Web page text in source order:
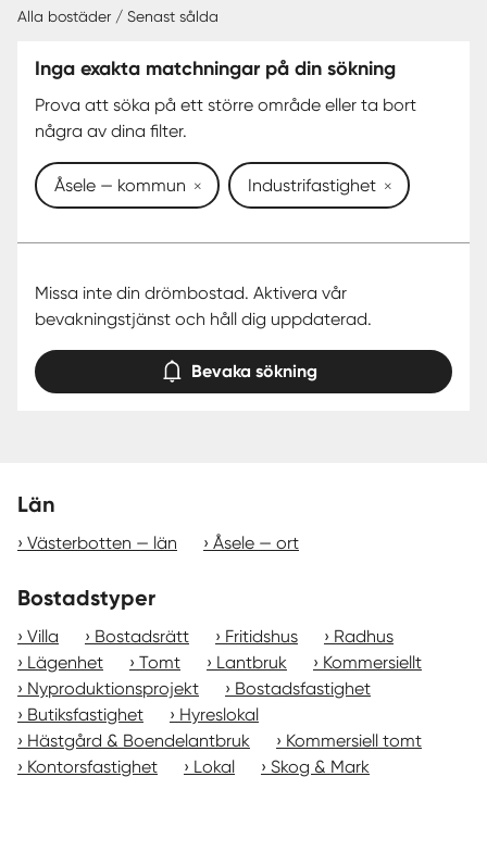
SENAST SÅLDA
Alla bostäder / Senast sålda
Inga exakta matchningar på din sökning
Prova att söka på ett större område eller ta bort
några av dina filter.
Åsele — kommun Industrifastighet
Missa inte din drömbostad. Aktivera vår
bevakningstjänst och håll dig uppdaterad.
Bevaka sökning
Län
Västerbotten — län Åsele — ort
Bostadstyper
Villa Bostadsrätt Fritidshus
Radhus
Lägenhet
Tomt Lantbruk
Kommersiellt
Nyproduktionsprojekt
Bostadsfastighet
Butiksfastighet
Hyreslokal
Hästgård & Boendelantbruk
Kommersiell tomt
Kontorsfastighet
Lokal Skog & Mark